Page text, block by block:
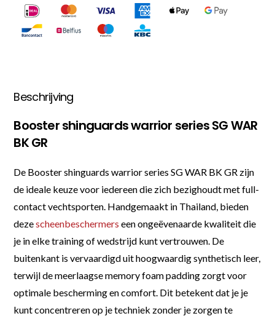
Beschrijving
Booster shinguards warrior series SG WAR
BK GR
De Booster shinguards warrior series SG WAR BK GR zijn
de ideale keuze voor iedereen die zich bezighoudt met full-
contact vechtsporten. Handgemaakt in Thailand, bieden
dezescheenbeschermers een ongeëvenaarde kwaliteit die
je in elke training of wedstrijd kunt vertrouwen. De
buitenkant is vervaardigd uit hoogwaardig synthetisch leer,
terwijl de meerlaagse memory foam padding zorgt voor
optimale bescherming en comfort. Dit betekent dat je je
kunt concentreren op je techniek zonder je zorgen te